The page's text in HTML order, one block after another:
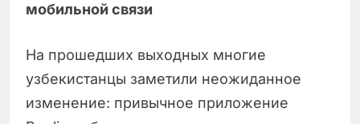
мобильной связи
На прошедших выходных многие
узбекистанцы заметили неожиданное
изменение: привычное приложение